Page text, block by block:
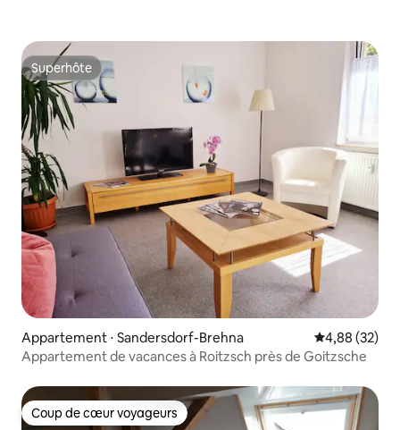
Superhôte
Superhôte
Appartement ⋅ Sandersdorf-Brehna Évaluation
4,88 (32)
Appartement de vacances à Roitzsch près de Goitzsche
Coup de cœur voyageurs
Coup de cœur voyageurs